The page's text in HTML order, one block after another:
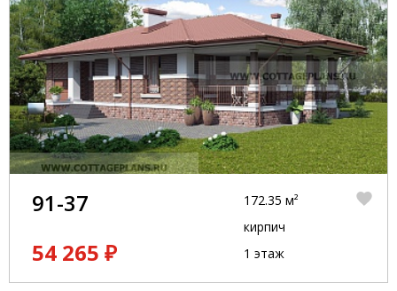
91-37
54 265 ₽
172.35 м²
кирпич
1 этаж